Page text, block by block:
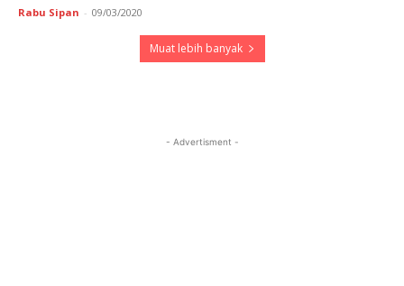
Rabu Sipan - 09/03/2020
Muat lebih banyak
- Advertisment -